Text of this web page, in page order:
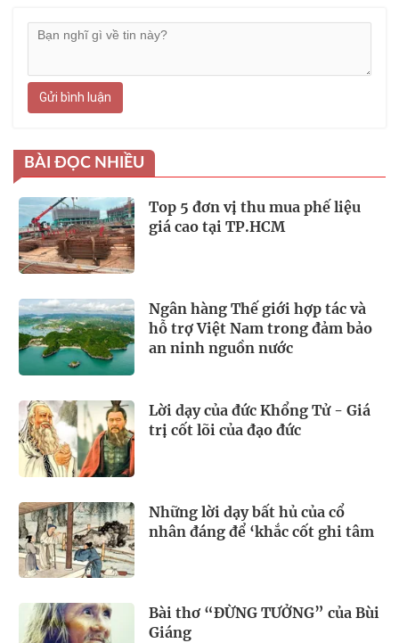
Gửi bình luận
BÀI ĐỌC NHIỀU
Top 5 đơn vị thu mua phế liệu
giá cao tại TP.HCM
Ngân hàng Thế giới hợp tác và
hỗ trợ Việt Nam trong đảm bảo
an ninh nguồn nước
Lời dạy của đức Khổng Tử - Giá
trị cốt lõi của đạo đức
Những lời dạy bất hủ của cổ
nhân đáng để ‘khắc cốt ghi tâm
Bài thơ “ĐỪNG TƯỞNG” của Bùi
Giáng